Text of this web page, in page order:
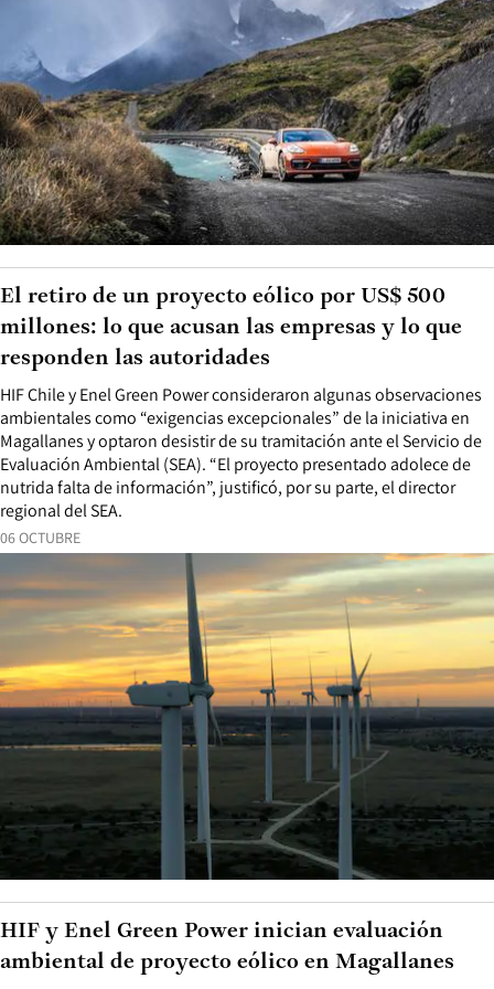
06 OCTUBRE
HIF Chile y Enel Green Power consideraron algunas observaciones
ambientales como “exigencias excepcionales” de la iniciativa en
Magallanes y optaron desistir de su tramitación ante el Servicio de
Evaluación Ambiental (SEA). “El proyecto presentado adolece de
nutrida falta de información”, justificó, por su parte, el director
regional del SEA.
El retiro de un proyecto eólico por US$ 500
millones: lo que acusan las empresas y lo que
responden las autoridades
HIF y Enel Green Power inician evaluación
ambiental de proyecto eólico en Magallanes